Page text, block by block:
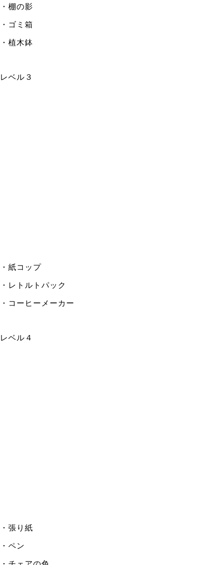
・棚の影
・ゴミ箱
・植木鉢
レベル３
・紙コップ
・レトルトパック
・コーヒーメーカー
レベル４
・張り紙
・ペン